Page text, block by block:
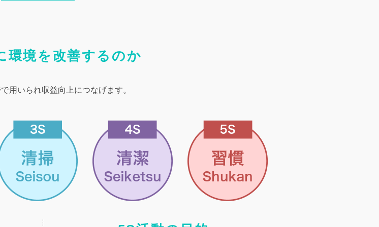
環境を改善するのか
用いられ収益向上につなげます。